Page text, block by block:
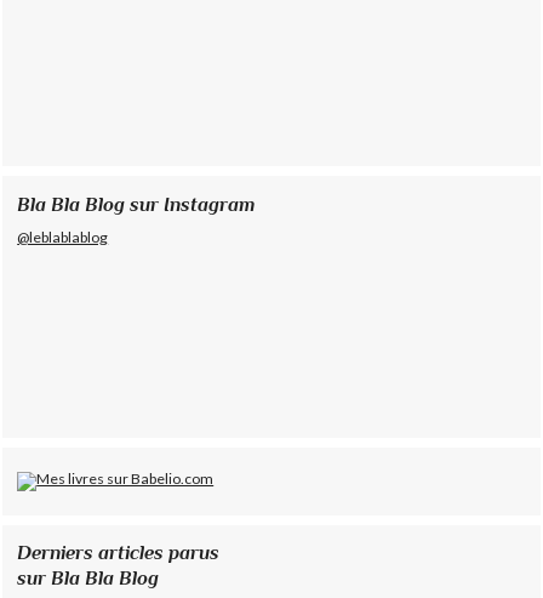
Bla Bla Blog sur Instagram
@leblablablog
Derniers articles parus
sur Bla Bla Blog